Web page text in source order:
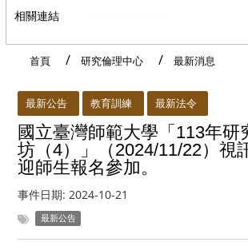
相關連結
首頁 研究倫理中心 最新消息
最新公告 教育訓練 最新法令
國立臺灣師範大學「113年研
坊（4）」（2024/11/22）視
迎師生報名參加。
事件日期: 2024-10-21
最新公告